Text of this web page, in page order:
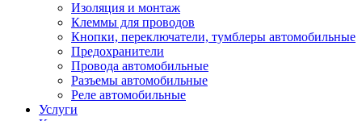
Изоляция и монтаж
Клеммы для проводов
Кнопки, переключатели, тумблеры автомобильные
Предохранители
Провода автомобильные
Разъемы автомобильные
Реле автомобильные
Услуги